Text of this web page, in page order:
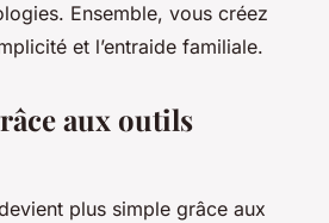
Ensemble, vous créez
et l’entraide familiale.
aux outils
plus simple grâce aux